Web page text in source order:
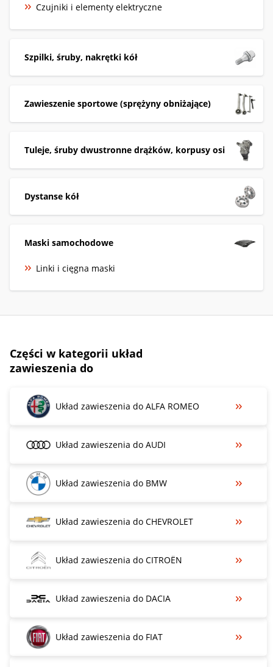
Czujniki i elementy elektryczne
Szpilki, śruby, nakrętki kół
Zawieszenie sportowe (sprężyny obniżające)
Tuleje, śruby dwustronne drążków, korpusy osi
Dystanse kół
Maski samochodowe
Linki i cięgna maski
Części w kategorii układ
zawieszenia do
Układ zawieszenia do ALFA ROMEO
Układ zawieszenia do AUDI
Układ zawieszenia do BMW
Układ zawieszenia do CHEVROLET
Układ zawieszenia do CITROËN
Układ zawieszenia do DACIA
Układ zawieszenia do FIAT